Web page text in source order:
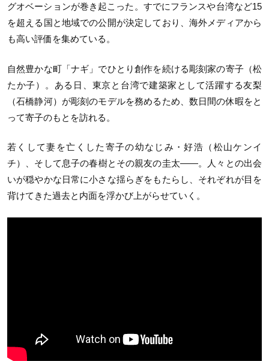
グオベーションが巻き起こった。すでにフランスや台湾など15
を超える国と地域での公開が決定しており、海外メディアから
も高い評価を集めている。
自然豊かな町「ナギ」でひとり創作を続ける彫刻家の寄子（松
たか子）。ある日、東京と台湾で建築家として活躍する友梨
（石橋静河）が彫刻のモデルを務めるため、数日間の休暇をと
って寄子のもとを訪れる。
若くして妻を亡くした寄子の幼なじみ・好浩（松山ケンイ
チ）、そして息子の春樹とその親友の圭太——。人々との出会
いが穏やかな日常に小さな揺らぎをもたらし、それぞれが目を
背けてきた過去と内面を浮かび上がらせていく。